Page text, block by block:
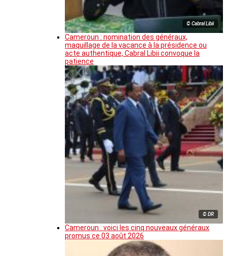
© Cabral Libii
Cameroun : nomination des généraux,
maquillage de la vacance à la présidence ou
acte authentique, Cabral Libii convoque la
patience
© DR
Cameroun : voici les cinq nouveaux généraux
promus ce 03 août 2026